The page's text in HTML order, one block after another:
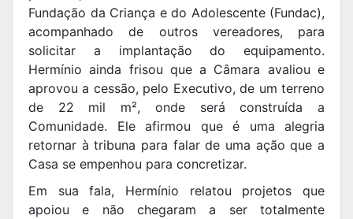
Fundação da Criança e do Adolescente (Fundac),
acompanhado de outros vereadores, para
solicitar a implantação do equipamento.
Hermínio ainda frisou que a Câmara avaliou e
aprovou a cessão, pelo Executivo, de um terreno
de 22 mil m², onde será construída a
Comunidade. Ele afirmou que é uma alegria
retornar à tribuna para falar de uma ação que a
Casa se empenhou para concretizar.
Em sua fala, Hermínio relatou projetos que
apoiou e não chegaram a ser totalmente